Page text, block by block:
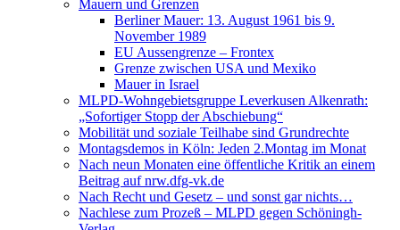
Mauern und Grenzen
Berliner Mauer: 13. August 1961 bis 9.
November 1989
EU Aussengrenze – Frontex
Grenze zwischen USA und Mexiko
Mauer in Israel
MLPD-Wohngebietsgruppe Leverkusen Alkenrath:
„Sofortiger Stopp der Abschiebung“
Mobilität und soziale Teilhabe sind Grundrechte
Montagsdemos in Köln: Jeden 2.Montag im Monat
Nach neun Monaten eine öffentliche Kritik an einem
Beitrag auf nrw.dfg-vk.de
Nach Recht und Gesetz – und sonst gar nichts…
Nachlese zum Prozeß – MLPD gegen Schöningh-